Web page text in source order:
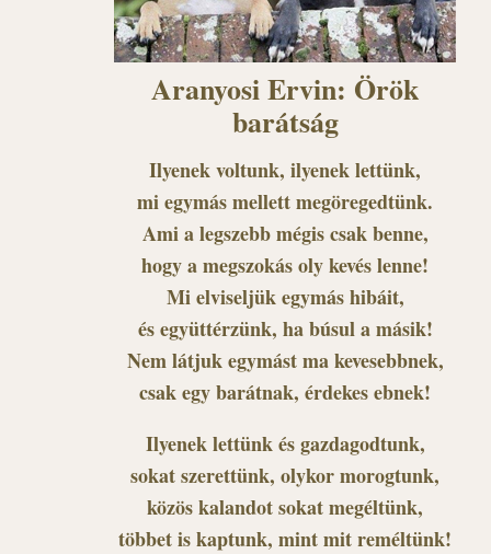
Aranyosi Ervin: Örök
barátság
Ilyenek voltunk, ilyenek lettünk,
mi egymás mellett megöregedtünk.
Ami a legszebb mégis csak benne,
hogy a megszokás oly kevés lenne!
Mi elviseljük egymás hibáit,
és együttérzünk, ha búsul a másik!
Nem látjuk egymást ma kevesebbnek,
csak egy barátnak, érdekes ebnek!
Ilyenek lettünk és gazdagodtunk,
sokat szerettünk, olykor morogtunk,
közös kalandot sokat megéltünk,
többet is kaptunk, mint mit reméltünk!